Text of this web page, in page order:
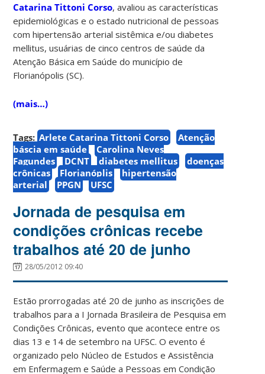
Catarina Tittoni Corso, avaliou as características
epidemiológicas e o estado nutricional de pessoas
com hipertensão arterial sistêmica e/ou diabetes
mellitus, usuárias de cinco centros de saúde da
Atenção Básica em Saúde do município de
Florianópolis (SC).
(mais…)
Tags: Arlete Catarina Tittoni Corso
Atenção
báscia em saúde
Carolina Neves
Fagundes
DCNT diabetes mellitus
doenças
crônicas
Florianóplis
hipertensão
arterial
PPGN UFSC
Jornada de pesquisa em
condições crônicas recebe
trabalhos até 20 de junho
28/05/2012 09:40
Estão prorrogadas até 20 de junho as inscrições de
trabalhos para a I Jornada Brasileira de Pesquisa em
Condições Crônicas, evento que acontece entre os
dias 13 e 14 de setembro na UFSC. O evento é
organizado pelo Núcleo de Estudos e Assistência
em Enfermagem e Saúde a Pessoas em Condição